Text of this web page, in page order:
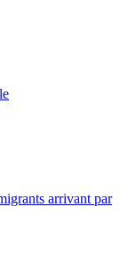
arrivant par